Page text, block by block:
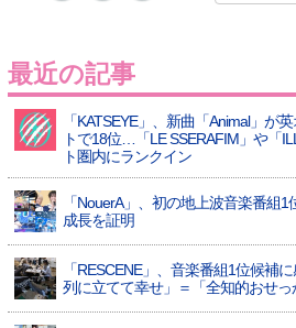
最近の記事
「KATSEYE」、新曲「Animal」が
トで18位…「LE SSERAFIM」や「
ト圏内にランクイン
「NouerA」、初の地上波音楽番組
成長を証明
「RESCENE」、音楽番組1位候補
列に立てて幸せ」＝「全知的おせっ